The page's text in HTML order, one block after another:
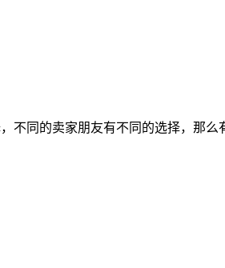
不同的卖家朋友有不同的选择，那